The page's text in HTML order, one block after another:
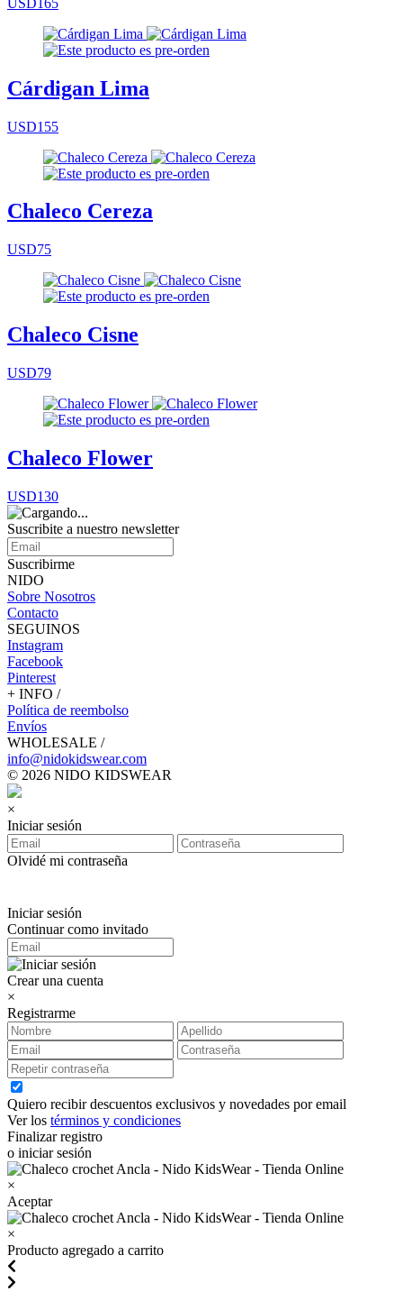
Cárdigan Lima
USD155
Chaleco Cereza
USD75
Chaleco Cisne
USD79
Chaleco Flower
USD130
Suscribite a nuestro newsletter
Suscribirme
NIDO
Sobre Nosotros
Contacto
SEGUINOS
Instagram
Facebook
Pinterest
+ INFO /
Política de reembolso
Envíos
WHOLESALE /
info@nidokidswear.com
© 2026 NIDO KIDSWEAR
×
Iniciar sesión
Olvidé mi contraseña
Iniciar sesión
Continuar como invitado
Crear una cuenta
×
Registrarme
Quiero recibir descuentos exclusivos y novedades por email
Ver los términos y condiciones
Finalizar registro
o iniciar sesión
×
Aceptar
×
Producto agregado a carrito